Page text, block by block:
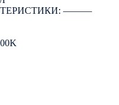
―――